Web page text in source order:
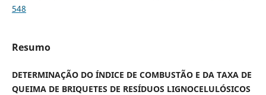
548
Resumo
DETERMINAÇÃO DO ÍNDICE DE COMBUSTÃO E DA TAXA DE
QUEIMA DE BRIQUETES DE RESÍDUOS LIGNOCELULÓSICOS